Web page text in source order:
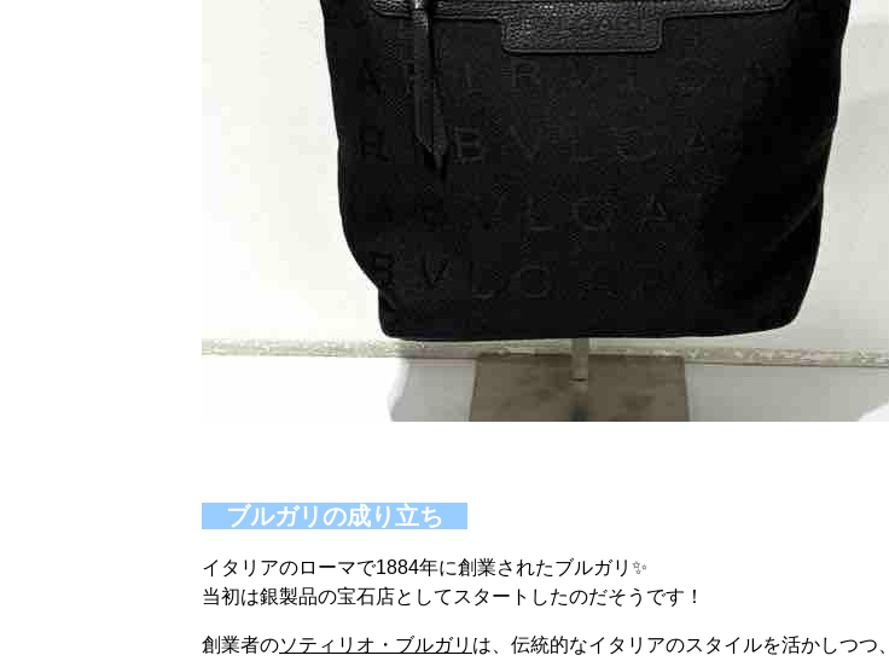
ブルガリの成り立ち
イタリアのローマで1884年に創業されたブルガリ✨
当初は銀製品の宝石店としてスタートしたのだそうです！
創業者のソティリオ・ブルガリ は、伝統的なイタリアのスタイルを活かしつつ、